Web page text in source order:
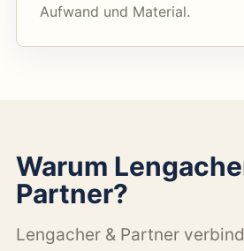
Aufwand und Material.
Warum
Partner?
Lengacher & Partner